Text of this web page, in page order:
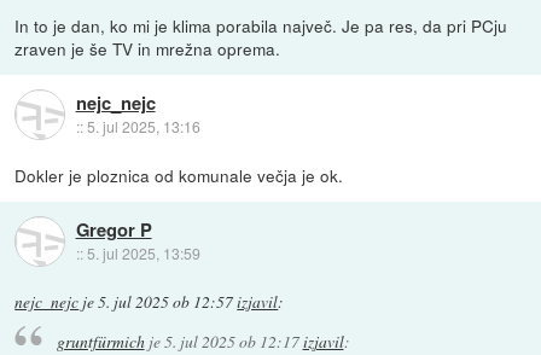
In to je dan, ko mi je klima porabila največ. Je pa res, da pri PCju
zraven je še TV in mrežna oprema.
nejc_nejc
::5. jul 2025, 13:16
Dokler je ploznica od komunale večja je ok.
Gregor P
:: 5. jul 2025, 13:59
nejc_nejc je5. jul 2025 ob 12:57izjavil:
gruntfürmichje5. jul 2025 ob 12:17izjavil: